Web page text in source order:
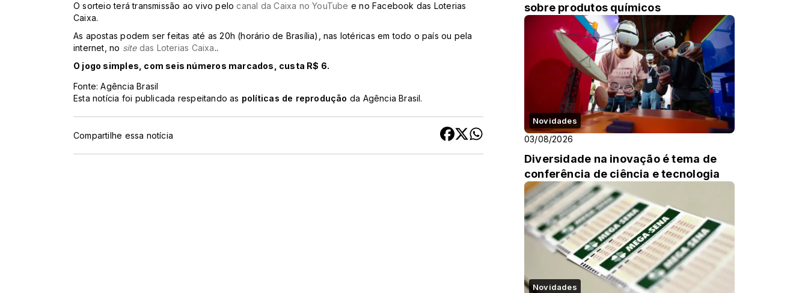
O sorteio terá transmissão ao vivo pelocanal da Caixa no YouTube e no Facebook das Loterias
Caixa.
As apostas podem ser feitas até as 20h (horário de Brasília), nas lotéricas em todo o país ou pela
internet, no sitedas Loterias Caixa..
O jogo simples, com seis números marcados, custa R$ 6.
Fonte: Agência Brasil
Esta notícia foi publicada respeitando as políticas de reprodução da Agência Brasil.
Compartilhe essa notícia
sobre produtos químicos
Novidades
03/08/2026
Diversidade na inovação é tema de
conferência de ciência e tecnologia
Novidades